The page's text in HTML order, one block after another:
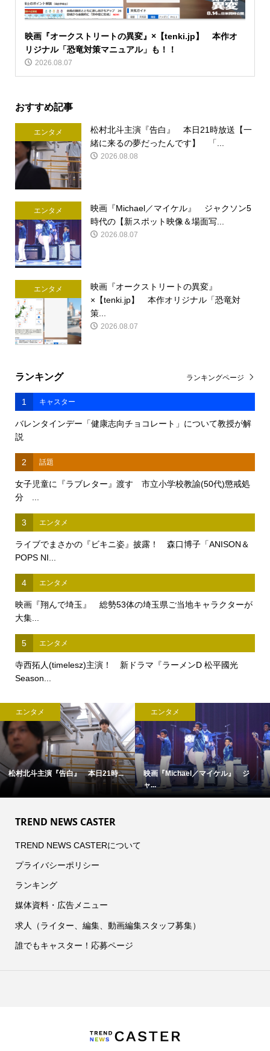
映画『オークストリートの異変』×【tenki.jp】 本作オ
リジナル「恐竜対策マニュアル」も！！
2026.08.07
おすすめ記事
エンタメ
松村北斗主演『告白』 本日21時放送【一
緒に来るの夢だったんです】 「...
2026.08.08
エンタメ
映画『Michael／マイケル』 ジャクソン5
時代の【新スポット映像＆場面写...
2026.08.07
エンタメ
映画『オークストリートの異変』
×【tenki.jp】 本作オリジナル「恐竜対
策...
2026.08.07
ランキング
1 キャスター
バレンタインデー「健康志向チョコレート」について教授が解
説
2 話題
女子児童に『ラブレター』渡す 市立小学校教諭(50代)懲戒処
分 ...
3 エンタメ
ライブでまさかの『ビキニ姿』披露！ 森口博子「ANISON＆
POPS NI...
4 エンタメ
映画『翔んで埼玉』 総勢53体の埼玉県ご当地キャラクターが
大集...
5 エンタメ
寺西拓人(timelesz)主演！ 新ドラマ『ラーメンD 松平國光
Season...
ランキングページ
エンタメ
松村北斗主演『告白』 本日21時...
エンタメ
映画『Michael／マイケル』 ジ
ャ...
TREND NEWS CASTER
TREND NEWS CASTERについて
プライバシーポリシー
ランキング
媒体資料・広告メニュー
求人（ライター、編集、動画編集スタッフ募集）
誰でもキャスター！応募ページ